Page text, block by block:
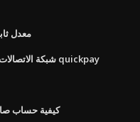
معدل
شبكة الاتصالات العالمية مطاردة كوم المصرفية عبر الإنترنت quickpay
كيفية حساب